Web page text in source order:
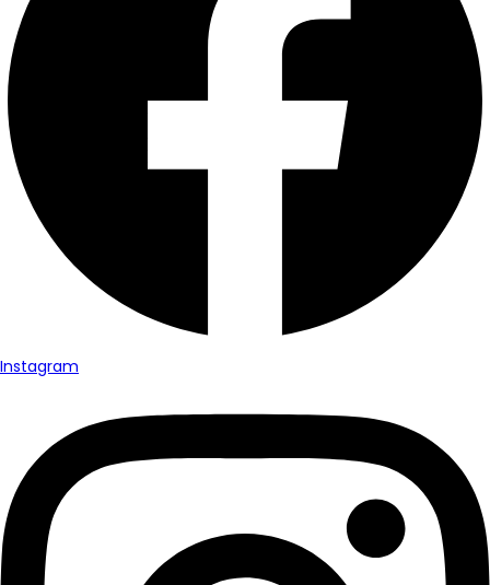
Instagram